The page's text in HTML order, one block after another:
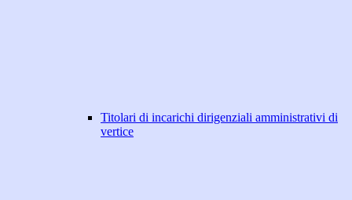
Titolari di incarichi dirigenziali amministrativi di
vertice